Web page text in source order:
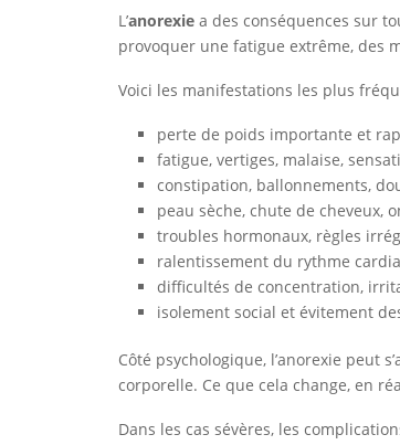
L’anorexie a des conséquences sur
provoquer une fatigue extrême, des
Voici les manifestations les plus
perte de poids importante et
fatigue, vertiges, malaise,
constipation, ballonnements,
peau sèche, chute de cheveux,
troubles hormonaux, règles
ralentissement du rythme
difficultés de concentration,
isolement social et évitement
Côté psychologique, l’anorexie peut
corporelle. Ce que cela change, en
Dans les cas sévères, les